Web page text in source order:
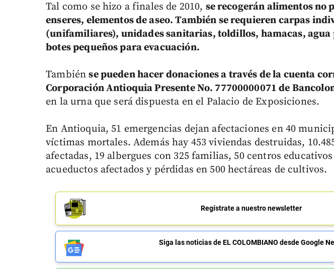
Tal como se hizo a finales de 2010, se recogerán alimentos no
enseres, elementos de aseo. También se requieren carpas
(unifamiliares), unidades sanitarias, toldillos, hamacas, agua
botes pequeños para evacuación.
Tambiénse pueden hacer donaciones a través de la cuenta
Corporación Antioquia Presente No. 77700000071 de
en la urna que será dispuesta en el Palacio de Exposiciones.
En Antioquia, 51 emergencias dejan afectaciones en 40
víctimas mortales. Además hay 453 viviendas destruidas,
afectadas, 19 albergues con 325 familias, 50 centros
acueductos afectados y pérdidas en 500 hectáreas de cultivos.
Regístrate a nuestro newsletter
Siga las noticias de EL COLOMBIANO desde Google